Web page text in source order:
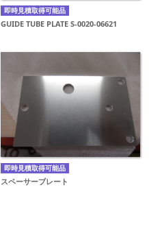
即時見積取得可能品
GUIDE TUBE PLATE S-0020-06621
即時見積取得可能品
スペーサーブレート